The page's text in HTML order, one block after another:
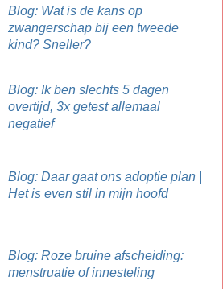
Blog: Wat is de kans op
zwangerschap bij een tweede
kind? Sneller?
Blog: Ik ben slechts 5 dagen
overtijd, 3x getest allemaal
negatief
Blog: Daar gaat ons adoptie plan |
Het is even stil in mijn hoofd
Blog: Roze bruine afscheiding:
menstruatie of innesteling